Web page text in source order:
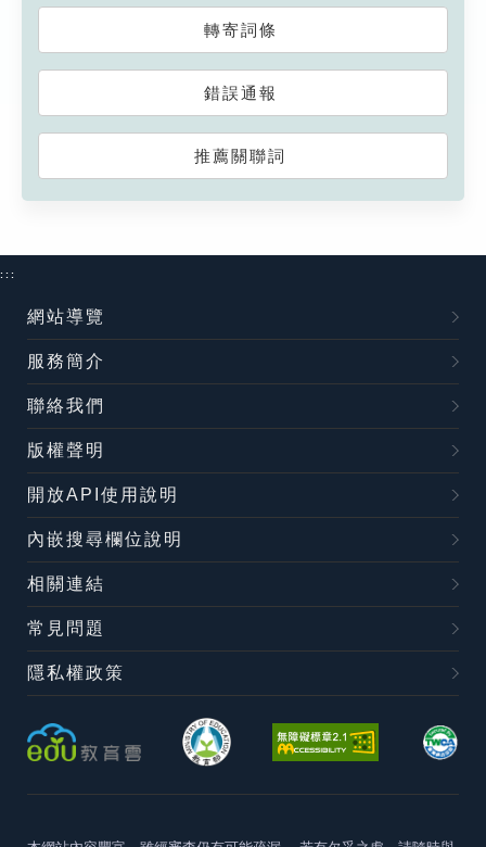
轉寄詞條
錯誤通報
推薦關聯詞
:::
網站導覽
服務簡介
聯絡我們
版權聲明
開放API使用說明
內嵌搜尋欄位說明
相關連結
常見問題
隱私權政策